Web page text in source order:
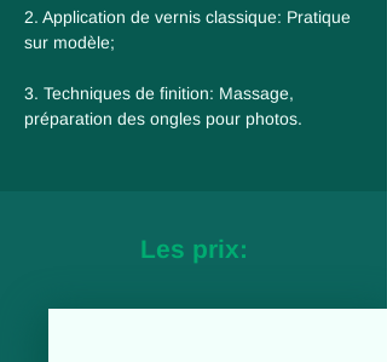
2. Application de vernis classique: Pratique
sur modèle;
3. Techniques de finition: Massage,
préparation des ongles pour photos.
Les prix: